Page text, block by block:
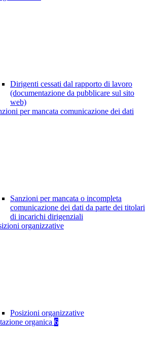
Dirigenti cessati dal rapporto di lavoro
(documentazione da pubblicare sul sito
web)
per mancata comunicazione dei dati
Sanzioni per mancata o incompleta
comunicazione dei dati da parte dei titolari
di incarichi dirigenziali
organizzative
Posizioni organizzative
organica 6